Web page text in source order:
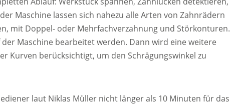
Maschine lassen sich nahezu alle Arten von Zahnrädern
mit Doppel- oder Mehrfachverzahnung und Störkonturen.
Maschine bearbeitet werden. Dann wird eine weitere
Kurven berücksichtigt, um den Schrägungswinkel zu
laut Niklas Müller nicht länger als 10 Minuten für das